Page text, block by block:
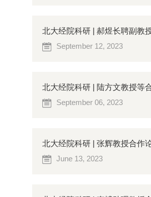
北大经院科研 | 郝煜长聘副教
September 12, 2023
北大经院科研 | 陆方文教授等
September 06, 2023
北大经院科研 | 张辉教授合作
June 13, 2023